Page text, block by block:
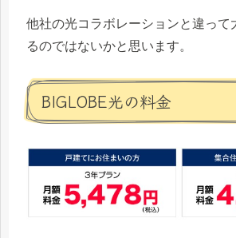
他社の光コラボレーションと違って
るのではないかと思います。
BIGLOBE光の料金